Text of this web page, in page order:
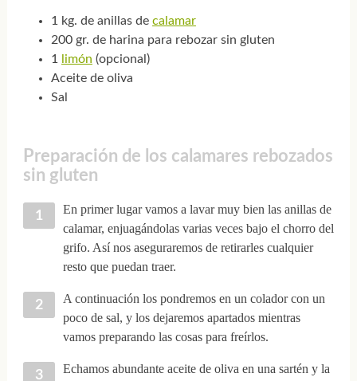
1 kg. de anillas de calamar
200 gr. de harina para rebozar sin gluten
1
limón (opcional)
Aceite de oliva
Sal
Preparación de los calamares rebozados
sin gluten
En primer lugar vamos a lavar muy bien las anillas de
calamar, enjuagándolas varias veces bajo el chorro del
grifo. Así nos aseguraremos de retirarles cualquier
resto que puedan traer.
A continuación los pondremos en un colador con un
poco de sal, y los dejaremos apartados mientras
vamos preparando las cosas para freírlos.
Echamos abundante aceite de oliva en una sartén y la